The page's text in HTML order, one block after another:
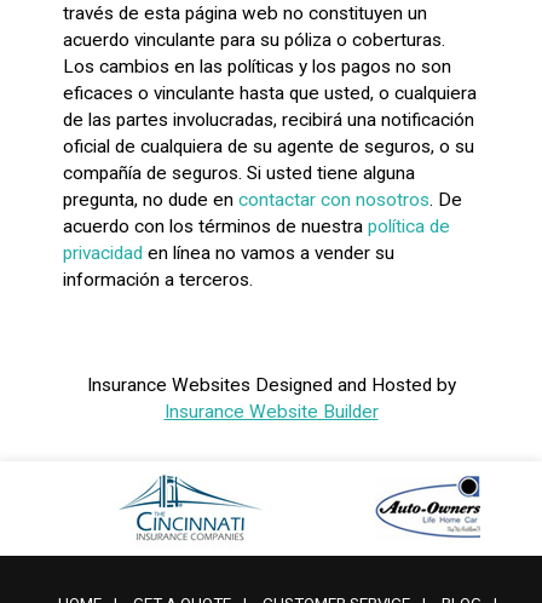
través de esta página web no constituyen un
acuerdo vinculante para su póliza o coberturas.
Los cambios en las políticas y los pagos no son
eficaces o vinculante hasta que usted, o cualquiera
de las partes involucradas, recibirá una notificación
oficial de cualquiera de su agente de seguros, o su
compañía de seguros. Si usted tiene alguna
pregunta, no dude en contactar con nosotros . De
acuerdo con los términos de nuestra política de
privacidad en línea no vamos a vender su
información a terceros.
Insurance Websites Designed and Hosted by
Insurance Website Builder